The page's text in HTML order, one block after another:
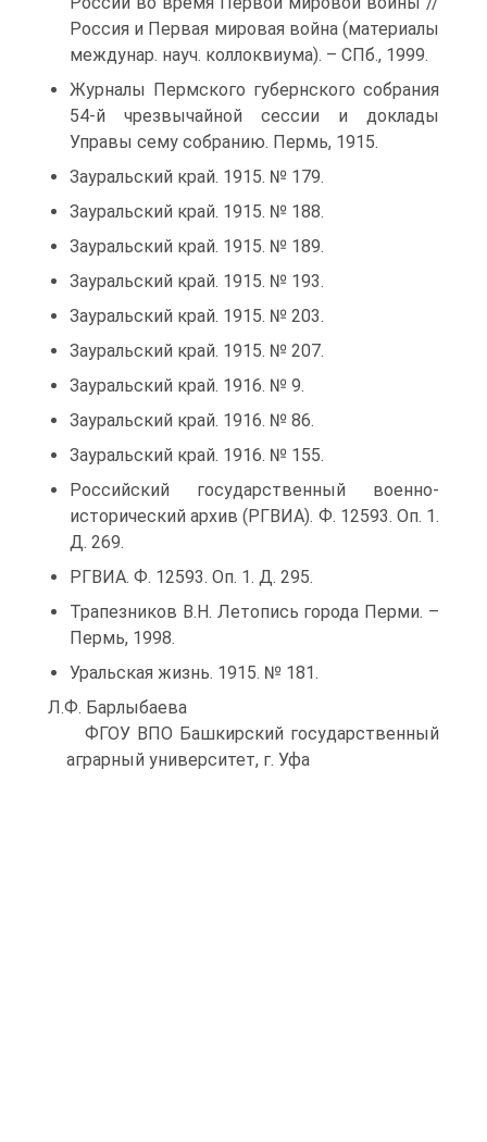
Россия и Первая мировая война (материалы
междунар. науч. коллоквиума). – СПб., 1999.
Журналы Пермского губернского собрания
54-й чрезвычайной сессии и доклады
Управы сему собранию. Пермь, 1915.
Зауральский край. 1915. № 179.
Зауральский край. 1915. № 188.
Зауральский край. 1915. № 189.
Зауральский край. 1915. № 193.
Зауральский край. 1915. № 203.
Зауральский край. 1915. № 207.
Зауральский край. 1916. № 9.
Зауральский край. 1916. № 86.
Зауральский край. 1916. № 155.
Российский государственный военно-
исторический архив (РГВИА). Ф. 12593. Оп. 1.
Д. 269.
РГВИА. Ф. 12593. Оп. 1. Д. 295.
Трапезников В.Н. Летопись города Перми. –
Пермь, 1998.
Уральская жизнь. 1915. № 181.
Л.Ф. Барлыбаева
ФГОУ ВПО Башкирский государственный
аграрный университет, г. Уфа